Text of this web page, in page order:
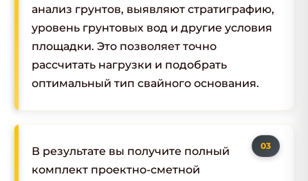
анализ грунтов, выявляют стратиграфию,
уровень грунтовых вод и другие условия
площадки. Это позволяет точно
рассчитать нагрузки и подобрать
оптимальный тип свайного основания.
В результате вы получите полный
комплект проектно-сметной